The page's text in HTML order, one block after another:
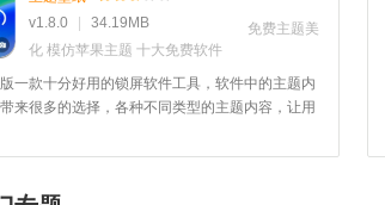
v1.8.0
34.19MB
免费主题美
化 模仿苹果主题 十大免费软件
一款十分好用的锁屏软件工具，软件中的主题内
来很多的选择，各种不同类型的主题内容，让用
来本网站下载体验！